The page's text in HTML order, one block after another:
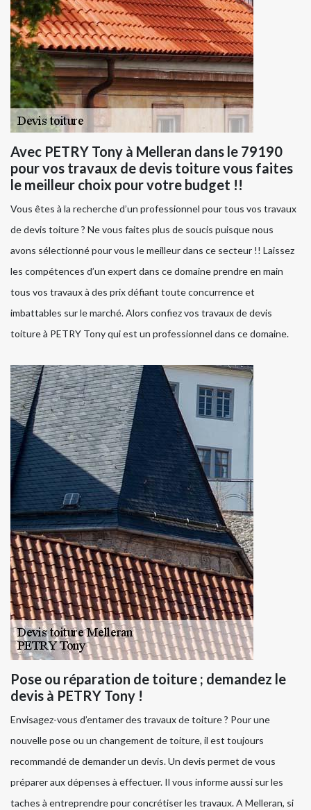
Avec PETRY Tony à Melleran dans le 79190
pour vos travaux de devis toiture vous faites
le meilleur choix pour votre budget !!
Vous êtes à la recherche d’un professionnel pour tous vos travaux
de devis toiture ? Ne vous faites plus de soucis puisque nous
avons sélectionné pour vous le meilleur dans ce secteur !! Laissez
les compétences d’un expert dans ce domaine prendre en main
tous vos travaux à des prix défiant toute concurrence et
imbattables sur le marché. Alors confiez vos travaux de devis
toiture à PETRY Tony qui est un professionnel dans ce domaine.
Pose ou réparation de toiture ; demandez le
devis à PETRY Tony !
Envisagez-vous d’entamer des travaux de toiture ? Pour une
nouvelle pose ou un changement de toiture, il est toujours
recommandé de demander un devis. Un devis permet de vous
préparer aux dépenses à effectuer. Il vous informe aussi sur les
taches à entreprendre pour concrétiser les travaux. A Melleran, si